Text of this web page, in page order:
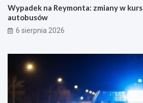
n
a
u
w
w
i
a
u
Wypadek na Reymonta: zmiany w
autobusów
6 sierpnia 2026